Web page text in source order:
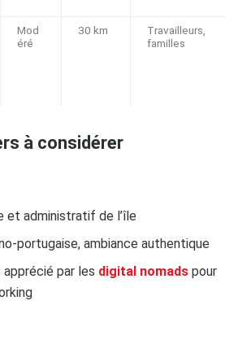
Mod
éré
30 km
Travailleurs,
familles
à considérer
et administratif de l’île
portugaise, ambiance authentique
apprécié par les digital nomads pour